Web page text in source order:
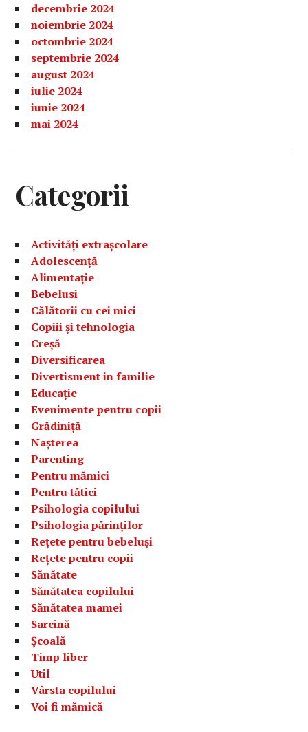
decembrie 2024
noiembrie 2024
octombrie 2024
septembrie 2024
august 2024
iulie 2024
iunie 2024
mai 2024
Categorii
Activități extrașcolare
Adolescență
Alimentație
Bebelusi
Călătorii cu cei mici
Copiii și tehnologia
Creșă
Diversificarea
Divertisment in familie
Educație
Evenimente pentru copii
Grădiniță
Nașterea
Parenting
Pentru mămici
Pentru tătici
Psihologia copilului
Psihologia părinților
Rețete pentru bebeluși
Rețete pentru copii
Sănătate
Sănătatea copilului
Sănătatea mamei
Sarcină
Școală
Timp liber
Util
Vârsta copilului
Voi fi mămică